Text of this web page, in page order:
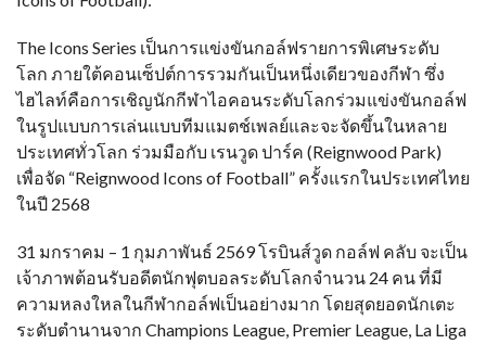
The Icons Series เป็นการแข่งขันกอล์ฟรายการพิเศษระดับ
โลก ภายใต้คอนเซ็ปต์การรวมกันเป็นหนึ่งเดียวของกีฬา ซึ่ง
ไฮไลท์คือการเชิญนักกีฬาไอคอนระดับโลกร่วมแข่งขันกอล์ฟ
ในรูปแบบการเล่นแบบทีมแมตช์เพลย์และจะจัดขึ้นในหลาย
ประเทศทั่วโลก ร่วมมือกับ เรนวูด ปาร์ค (Reignwood Park)
เพื่อจัด “Reignwood Icons of Football” ครั้งแรกในประเทศไทย
ในปี 2568
31 มกราคม – 1 กุมภาพันธ์ 2569 โรบินส์วูด กอล์ฟ คลับ จะเป็น
เจ้าภาพต้อนรับอดีตนักฟุตบอลระดับโลกจำนวน 24 คน ที่มี
ความหลงใหลในกีฬากอล์ฟเป็นอย่างมาก โดยสุดยอดนักเตะ
ระดับตำนานจาก Champions League, Premier League, La Liga